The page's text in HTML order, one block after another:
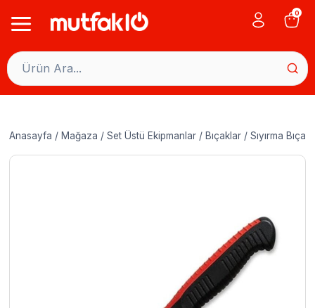
0
Anasayfa / Mağaza / Set Üstü Ekipmanlar / Bıçaklar / Sıyırma